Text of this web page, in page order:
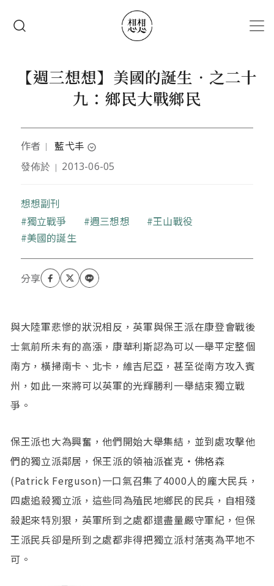
【週三想想】美國的誕生‧之二十
九：鄉民大戰鄉民
作者 ｜ 藍弋丰 expand_circle_down
本文作者台灣大學醫學系畢業後，從事翻譯、撰稿及
與環境等議題。曾任《國家地理雜誌》、台灣微軟、
集邦科技特約譯者，並有動畫、漫畫、插畫、書籍封
面及插圖等作品。擔任PTT「架空歷史板」
(DummyHistory) 板主，著有《海角七號電影小
翻了滿清》。
發佈於 ｜ 2013-06-05
想想副刊
關鍵字
獨立戰爭 週三想想
王山戰役
美國的誕生
與大陸軍悲慘的狀況相反，英軍與保王派在康登會戰後
士氣前所未有的高漲，康華利斯認為可以一舉平定整個
南方，橫掃南卡、北卡，維吉尼亞，甚至從南方攻入賓
州，如此一來將可以英軍的光輝勝利一舉結束獨立戰
爭。
保王派也大為興奮，他們開始大舉集結，並到處攻擊他
們的獨立派鄰居，保王派的領袖派崔克‧佛格森
(Patrick Ferguson)一口氣召集了4000人的龐大民兵，
四處追殺獨立派，這些同為殖民地鄉民的民兵，自相殘
殺起來特別狠，英軍所到之處都還盡量嚴守軍紀，但保
王派民兵卻是所到之處都非得把獨立派村落夷為平地不
可。